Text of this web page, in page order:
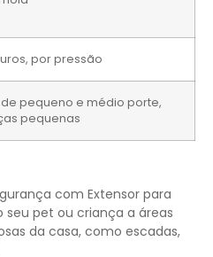
por pressão
pequeno e médio porte,
pequenas
com Extensor para
seu pet ou criança a áreas
da casa, como escadas,